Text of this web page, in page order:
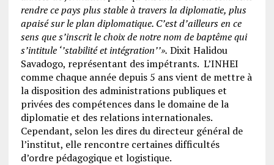
rendre ce pays plus stable à travers la diplomatie, plus
apaisé sur le plan diplomatique. C’est d’ailleurs en ce
sens que s’inscrit le choix de notre nom de baptême qui
s’intitule ‘’stabilité et intégration’’». Dixit Halidou
Savadogo, représentant des impétrants. L’INHEI
comme chaque année depuis 5 ans vient de mettre à
la disposition des administrations publiques et
privées des compétences dans le domaine de la
diplomatie et des relations internationales.
Cependant, selon les dires du directeur général de
l’institut, elle rencontre certaines difficultés
d’ordre pédagogique et logistique.